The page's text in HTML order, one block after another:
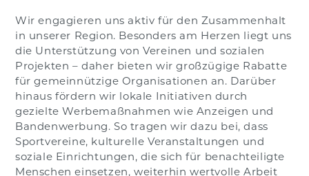
Wir engagieren uns aktiv für den Zusammenhalt
in unserer Region. Besonders am Herzen liegt uns
die Unterstützung von Vereinen und sozialen
Projekten – daher bieten wir großzügige Rabatte
für gemeinnützige Organisationen an. Darüber
hinaus fördern wir lokale Initiativen durch
gezielte Werbemaßnahmen wie Anzeigen und
Bandenwerbung. So tragen wir dazu bei, dass
Sportvereine, kulturelle Veranstaltungen und
soziale Einrichtungen, die sich für benachteiligte
Menschen einsetzen, weiterhin wertvolle Arbeit